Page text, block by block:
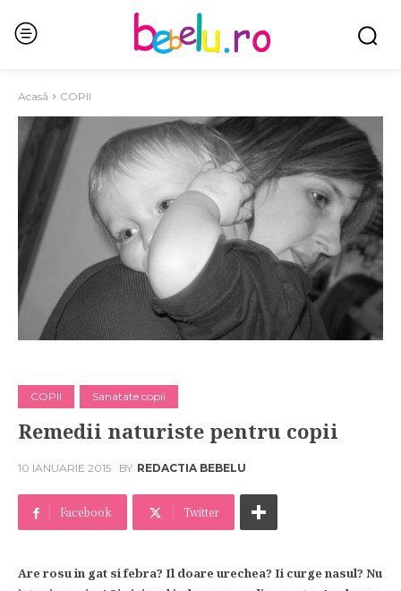
Acasă COPII
COPII Sanatate copii
Remedii naturiste pentru copii
10 IANUARIE 2015 BY REDACTIA BEBELU
Facebook Twitter
Are rosu in gat si febra? Il doare urechea? Ii curge nasul? Nu